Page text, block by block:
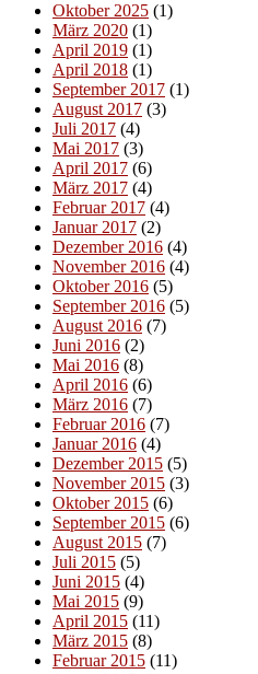
Oktober 2025 (1)
März 2020 (1)
April 2019 (1)
April 2018 (1)
September 2017 (1)
August 2017 (3)
Juli 2017 (4)
Mai 2017 (3)
April 2017 (6)
März 2017 (4)
Februar 2017 (4)
Januar 2017 (2)
Dezember 2016 (4)
November 2016 (4)
Oktober 2016 (5)
September 2016 (5)
August 2016 (7)
Juni 2016 (2)
Mai 2016 (8)
April 2016 (6)
März 2016 (7)
Februar 2016 (7)
Januar 2016 (4)
Dezember 2015 (5)
November 2015 (3)
Oktober 2015 (6)
September 2015 (6)
August 2015 (7)
Juli 2015 (5)
Juni 2015 (4)
Mai 2015 (9)
April 2015 (11)
März 2015 (8)
Februar 2015 (11)